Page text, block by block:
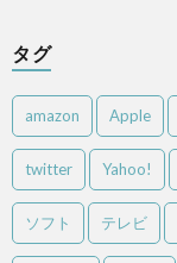
タグ
amazon Apple
twitter Yahoo!
ソフト テレビ